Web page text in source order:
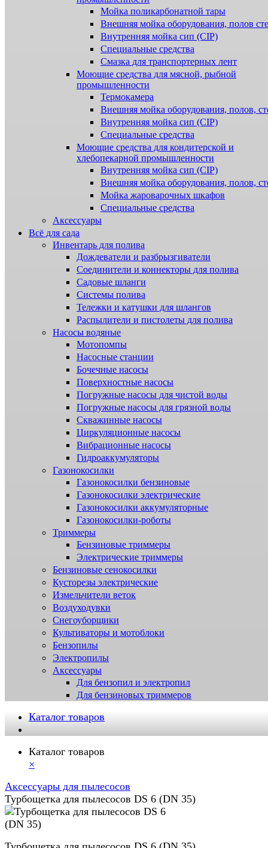
Мойка поликарбонатной тары
Внешняя мойка оборудования, полов
Внутренняя мойка сип (CIP)
Специальные средства
Смазка для транспортерных лент
Моющие средства для мясной, рыбной
промышленности
Термокамера
Внешняя мойка оборудования, полов,
Внутренняя мойка сип (CIP)
Специальные средства
Моющие средства для кондитерской и
хлебопекарной промышленности
Внутренняя мойка сип (CIP)
Внешняя мойка оборудования, полов,
Мойка жароварочных шкафов
Специальные средства
Аксессуары
Всё для сада
Инвентарь для полива
Дождеватели и разбрызгиватели
Соединители и коннекторы для полива
Садовые шланги
Системы полива
Тележки и катушки для шлангов
Распылители и пистолеты для полива
Насосы водяные
Мотопомпы
Насосные станции
Бочечные насосы
Поверхностные насосы
Погружные насосы для чистой воды
Погружные насосы для грязной воды
Скважинные насосы
Циркуляционные насосы
Вибрационные насосы
Гидроаккумуляторы
Газонокосилки
Газонокосилки бензиновые
Газонокосилки электрические
Газонокосилки аккумуляторные
Газонокосилки-роботы
Триммеры
Бензиновые триммеры
Электрические триммеры
Бензиновые сенокосилки
Кусторезы электрические
Измельчители веток
Воздуходувки
Снегоуборщики
Культиваторы и мотоблоки
Бензопилы
Электропилы
Аксессуары
Для бензопил и электропил
Для бензиновых триммеров
Каталог товаров
Каталог товаров
×
Аксессуары для пылесосов
Турбощетка для пылесосов DS 6 (DN 35)